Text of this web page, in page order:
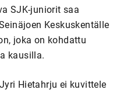
SJK-juniorit saa
Keskuskentälle
joka on kohdattu
kausilla.
Hietahrju ei kuvittele